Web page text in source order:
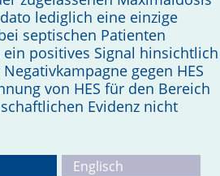
lediglich eine einzige
septischen Patienten
positives Signal hinsichtlich
gegen HES
von HES für den Bereich
Evidenz nicht
Englisch